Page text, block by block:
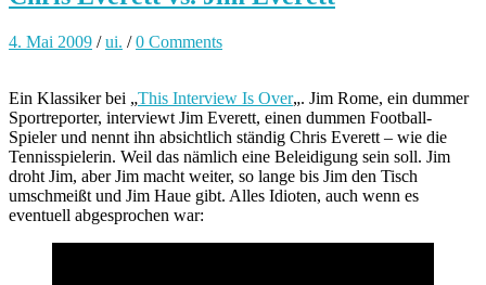
4. Mai 2009 /ui. /0 Comments
Ein Klassiker bei „This Interview Is Over„. Jim Rome, ein dummer
Sportreporter, interviewt Jim Everett, einen dummen Football-
Spieler und nennt ihn absichtlich ständig Chris Everett – wie die
Tennisspielerin. Weil das nämlich eine Beleidigung sein soll. Jim
droht Jim, aber Jim macht weiter, so lange bis Jim den Tisch
umschmeißt und Jim Haue gibt. Alles Idioten, auch wenn es
eventuell abgesprochen war: